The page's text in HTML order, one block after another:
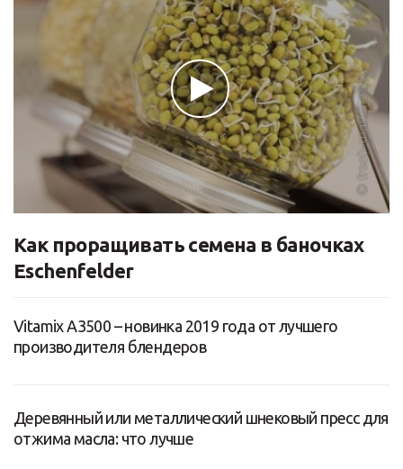
Как проращивать семена в баночках
Eschenfelder
Vitamix A3500 – новинка 2019 года от лучшего
производителя блендеров
Деревянный или металлический шнековый пресс для
отжима масла: что лучше